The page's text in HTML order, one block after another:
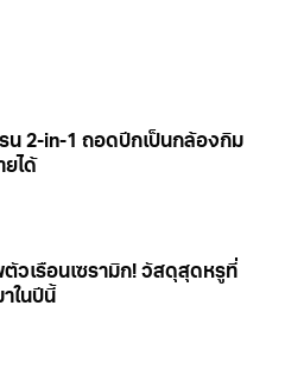
น 2-in-1 ถอดปีกเป็นกล้องกิม
ได้
วเรือนเซรามิก! วัสดุสุดหรูที่
ในปีนี้